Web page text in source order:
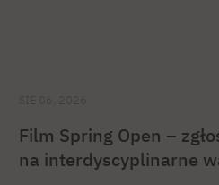
Film Spring Open –
na interdyscyplinarne